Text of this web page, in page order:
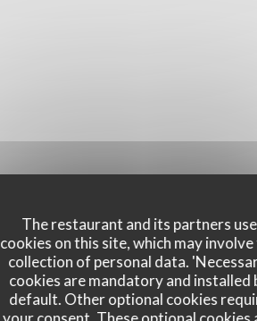
The restaurant and its partners use
cookies on this site, which may
collection of personal data.
cookies are mandatory and installed
default. Other optional cookies